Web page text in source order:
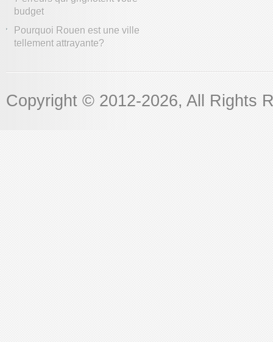
budget
Pourquoi Rouen est une ville
tellement attrayante?
Copyright © 2012-2026, All Rights